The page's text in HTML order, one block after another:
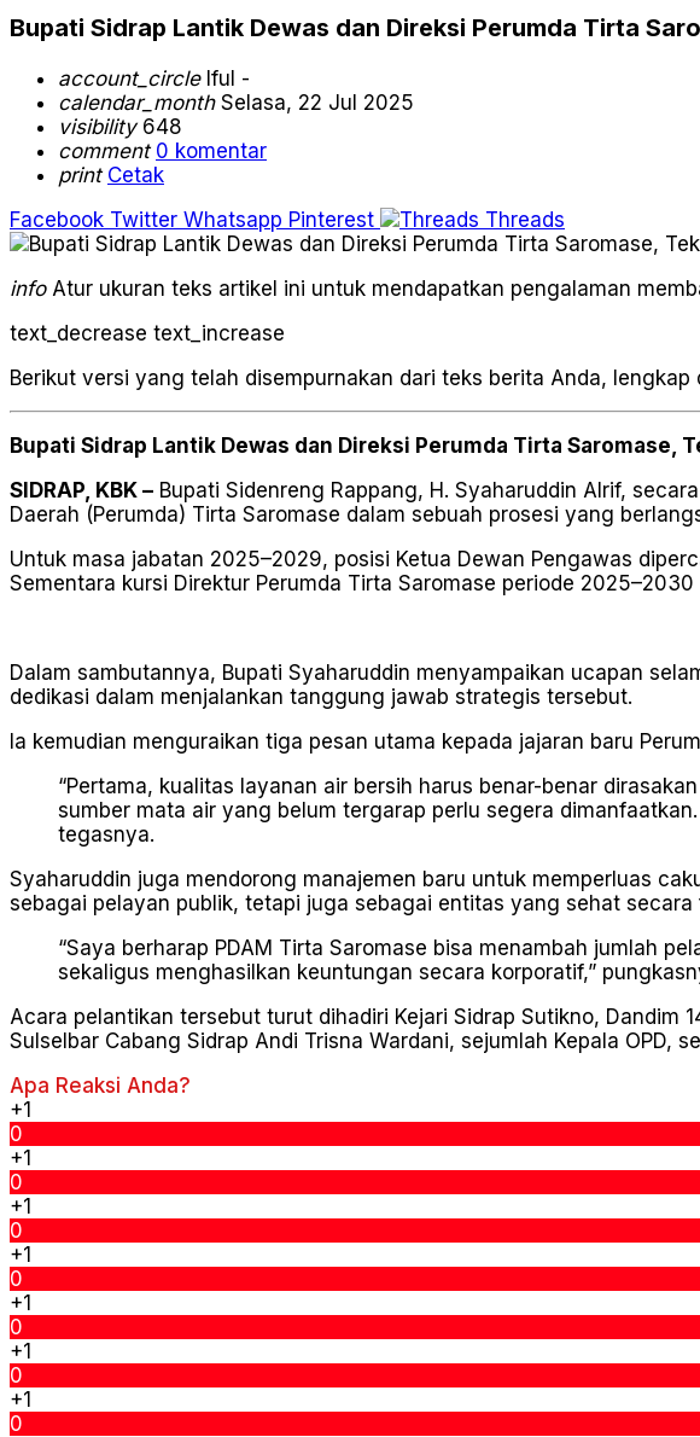
Bupati Sidrap Lantik Dewas dan Direksi Perumda Tirta
account_circleIful -
calendar_monthSelasa, 22 Jul 2025
visibility648
comment 0 komentar
print Cetak
Facebook Twitter Whatsapp Pinterest Threads
infoAtur ukuran teks artikel ini untuk mendapatkan pengalaman
text_decrease text_increase
Berikut versi yang telah disempurnakan dari teks berita Anda,
Bupati Sidrap Lantik Dewas dan Direksi Perumda Tirta Saromase,
SIDRAP, KBK – Bupati Sidenreng Rappang, H. Syaharuddin Alrif,
Daerah (Perumda) Tirta Saromase dalam sebuah prosesi yang
Untuk masa jabatan 2025–2029, posisi Ketua Dewan Pengawas
Sementara kursi Direktur Perumda Tirta Saromase periode
Dalam sambutannya, Bupati Syaharuddin menyampaikan ucapan
dedikasi dalam menjalankan tanggung jawab strategis tersebut.
Ia kemudian menguraikan tiga pesan utama kepada jajaran baru
“Pertama, kualitas layanan air bersih harus benar-benar
sumber mata air yang belum tergarap perlu segera
tegasnya.
Syaharuddin juga mendorong manajemen baru untuk memperluas
sebagai pelayan publik, tetapi juga sebagai entitas yang sehat secara
“Saya berharap PDAM Tirta Saromase bisa menambah jumlah
sekaligus menghasilkan keuntungan secara korporatif,”
Acara pelantikan tersebut turut dihadiri Kejari Sidrap Sutikno, Dandim
Sulselbar Cabang Sidrap Andi Trisna Wardani, sejumlah Kepala OPD,
Apa Reaksi Anda?
+1
0
+1
0
+1
0
+1
0
+1
0
+1
0
+1
0